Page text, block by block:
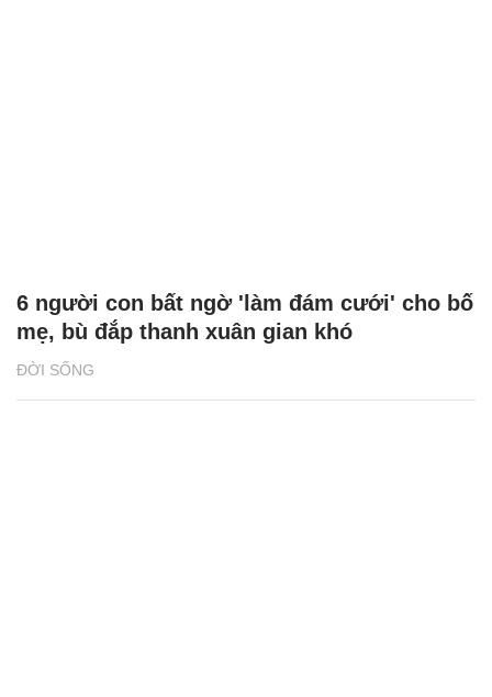
ĐỜI SỐNG
6 người con bất ngờ 'làm đám cưới' cho bố
mẹ, bù đắp thanh xuân gian khó